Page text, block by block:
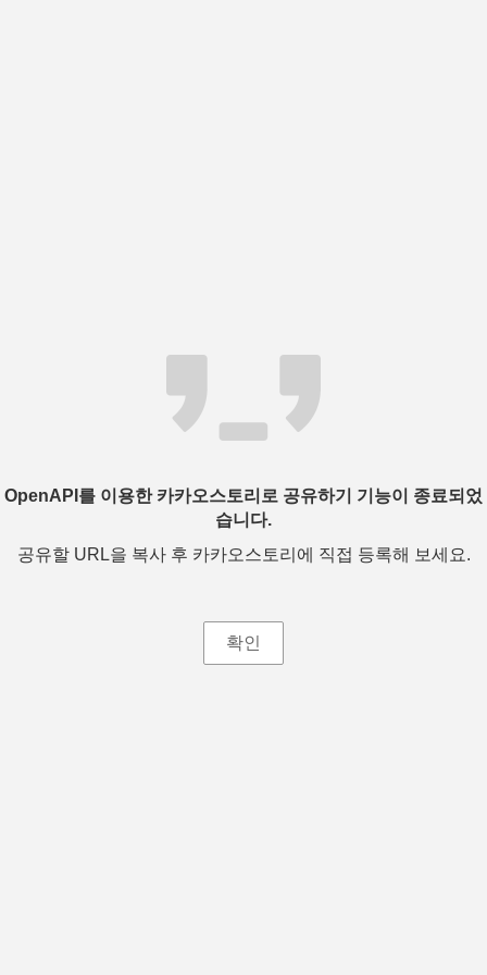
OpenAPI를 이용한 카카오스토리로 공유하기 기능이 종료되었
습니다.
공유할 URL을 복사 후 카카오스토리에 직접 등록해 보세요.
확인